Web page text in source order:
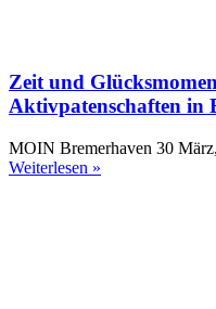
Zeit und
Aktivpatenschaften in
MOIN Bremerhaven 30
Weiterlesen »